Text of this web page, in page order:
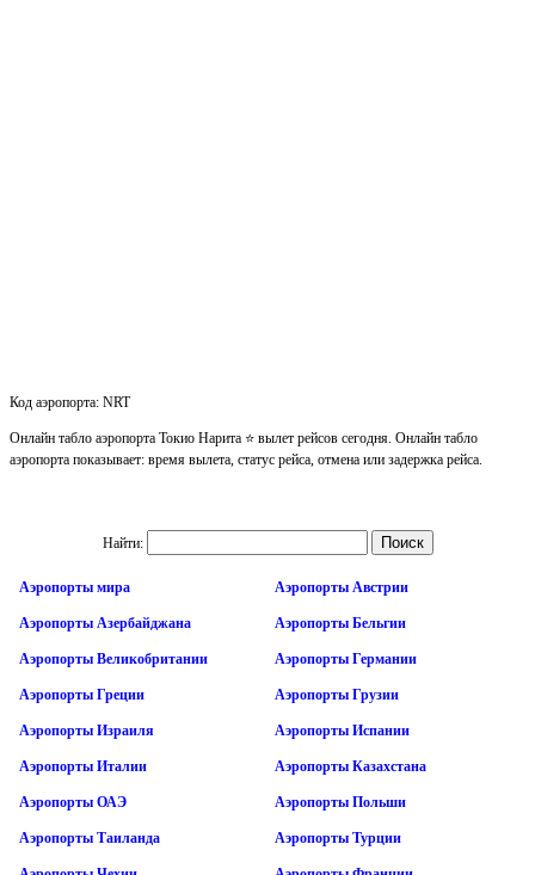
Код аэропорта: NRT
Онлайн табло аэропорта Токио Нарита ⭐ вылет рейсов сегодня. Онлайн табло
аэропорта показывает: время вылета, статус рейса, отмена или задержка рейса.
Найти:
Аэропорты мира Аэропорты Австрии
Аэропорты Азербайджана Аэропорты Бельгии
Аэропорты Великобритании Аэропорты Германии
Аэропорты Греции Аэропорты Грузии
Аэропорты Израиля Аэропорты Испании
Аэропорты Италии Аэропорты Казахстана
Аэропорты ОАЭ Аэропорты Польши
Аэропорты Таиланда Аэропорты Турции